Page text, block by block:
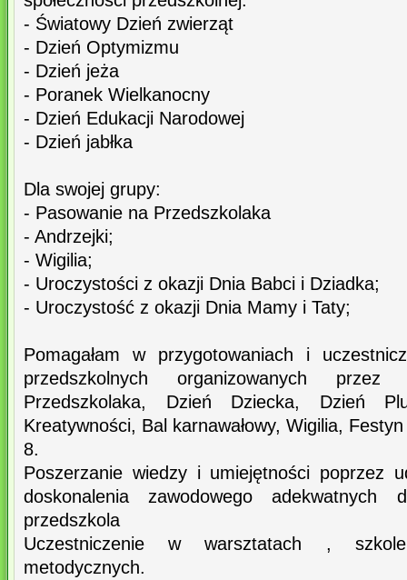
- Światowy Dzień zwierząt
- Dzień Optymizmu
- Dzień jeża
- Poranek Wielkanocny
- Dzień Edukacji Narodowej
- Dzień jabłka
Dla swojej grupy:
- Pasowanie na Przedszkolaka
- Andrzejki;
- Wigilia;
- Uroczystości z okazji Dnia Babci i Dziadka;
- Uroczystość z okazji Dnia Mamy i Taty;
Pomagałam w przygotowaniach i
przedszkolnych organizowanych
Przedszkolaka, Dzień Dziecka, Dzień
Kreatywności, Bal karnawałowy, Wigilia,
8.
Poszerzanie wiedzy i umiejętności poprzez
doskonalenia zawodowego
przedszkola
Uczestniczenie w warsztatach ,
metodycznych.